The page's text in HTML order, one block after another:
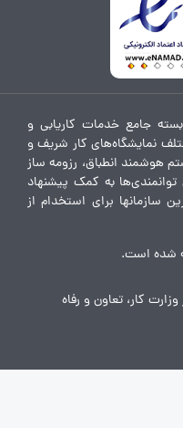
جامع خدمات کاریابی و
نمایشگاه‌های کار شریف و
هوشمند انطباق، رزومه ساز
به کمک پیشنهاد
سازمانها برای استخدام از
شده است.
کار، تعاون و رفاه